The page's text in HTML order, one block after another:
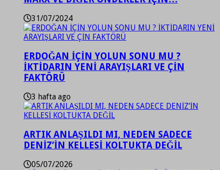
31/07/2024
ERDOĞAN İÇİN YOLUN SONU MU ?
İKTİDARIN YENİ ARAYIŞLARI VE ÇİN
FAKTÖRÜ
3 hafta ago
ARTIK ANLAŞILDI MI, NEDEN SADECE
DENİZ’İN KELLESİ KOLTUKTA DEĞİL
05/07/2026